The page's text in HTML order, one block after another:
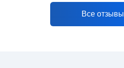
Все отзывы